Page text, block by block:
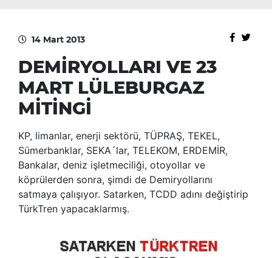
14 Mart 2013
DEMİRYOLLARI VE 23
MART LÜLEBURGAZ
MİTİNGİ
KP, limanlar, enerji sektörü, TÜPRAŞ, TEKEL,
Sümerbanklar, SEKA´lar, TELEKOM, ERDEMİR,
Bankalar, deniz işletmeciliği, otoyollar ve
köprülerden sonra, şimdi de Demiryollarını
satmaya çalışıyor. Satarken, TCDD adını değiştirip
TürkTren yapacaklarmış.